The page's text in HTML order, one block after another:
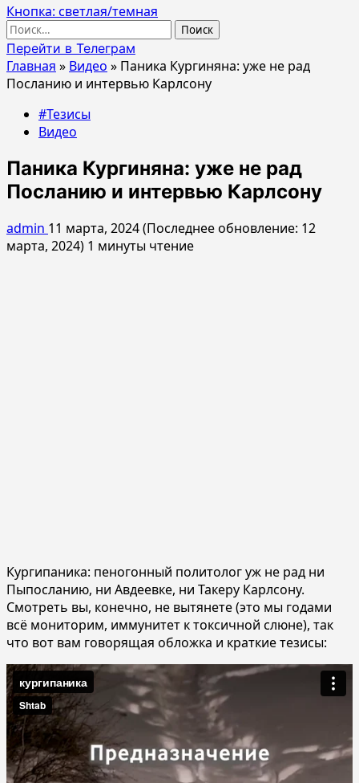
Кнопка: светлая/темная
Найти:
Перейти в Телеграм
Главная » Видео » Паника Кургиняна: уже не рад
Посланию и интервью Карлсону
#Тезисы
Видео
Паника Кургиняна: уже не рад
Посланию и интервью Карлсону
admin 11 марта, 2024 (Последнее обновление: 12
марта, 2024) 1 минуты чтение
Кургипаника: пеногонный политолог уж не рад ни
Пыпосланию, ни Авдеевке, ни Такеру Карлсону.
Смотреть вы, конечно, не вытянете (это мы годами
всё мониторим, иммунитет к токсичной слюне), так
что вот вам говорящая обложка и краткие тезисы: